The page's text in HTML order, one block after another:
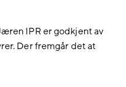
IPR er godkjent av
Der fremgår det at